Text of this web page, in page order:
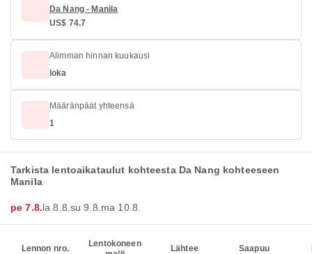
Da Nang - Manila
US$ 74.7
Alimman hinnan kuukausi
loka
Määränpäät yhteensä
1
Tarkista lentoaikataulut kohteesta Da Nang kohteeseen
Manila
pe 7.8.la 8.8. su 9.8. ma 10.8.
Lennon nro.
Lentokoneen
Lähtee Saapuu